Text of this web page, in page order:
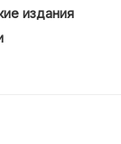
издания